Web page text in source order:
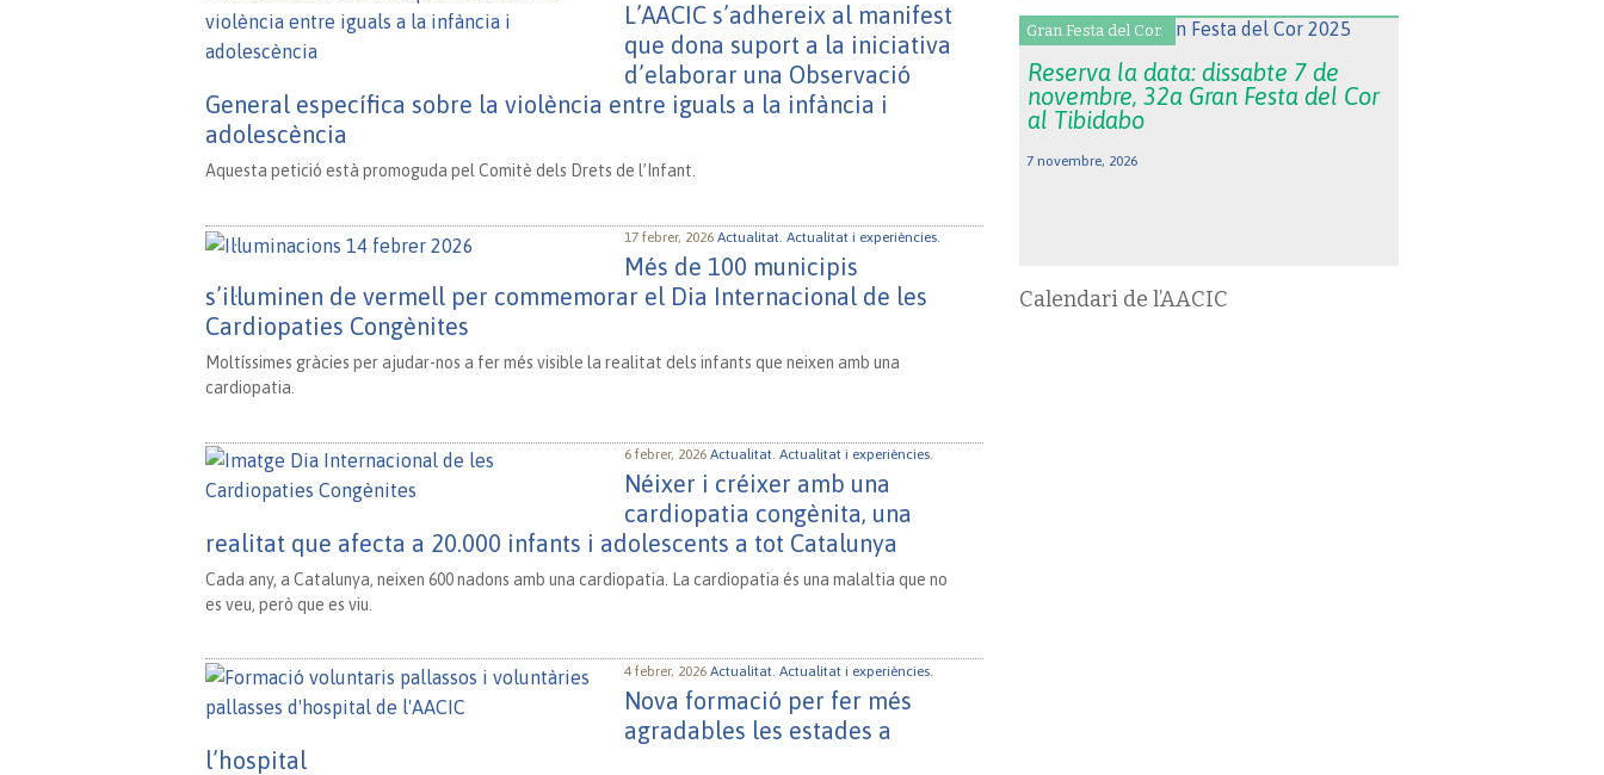
L’AACIC s’adhereix al manifest
que dona suport a la iniciativa
d’elaborar una Observació
General específica sobre la violència entre iguals a la infància i
adolescència
Aquesta petició està promoguda pel Comitè dels Drets de l’Infant.
17 febrer, 2026 Actualitat. Actualitat i experiències.
Més de 100 municipis
s’il·luminen de vermell per commemorar el Dia Internacional de les
Cardiopaties Congènites
Moltíssimes gràcies per ajudar-nos a fer més visible la realitat dels infants que neixen amb una
cardiopatia.
6 febrer, 2026 Actualitat. Actualitat i experiències.
Néixer i créixer amb una
cardiopatia congènita, una
realitat que afecta a 20.000 infants i adolescents a tot Catalunya
Cada any, a Catalunya, neixen 600 nadons amb una cardiopatia. La cardiopatia és una malaltia que no
es veu, però que es viu.
4 febrer, 2026 Actualitat. Actualitat i experiències.
Nova formació per fer més
agradables les estades a
l’hospital
Gran Festa del Cor.
Reserva la data: dissabte 7 de
novembre, 32a Gran Festa del Cor
al Tibidabo
7 novembre, 2026
Calendari de l’AACIC